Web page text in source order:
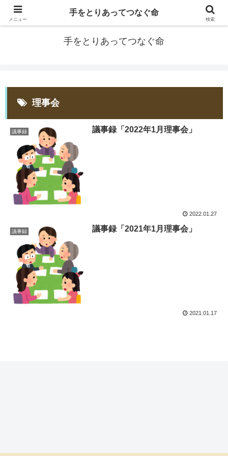
防災士EDOGAWA
手をとりあってつなぐ命
理事会
議事録 議事録「2022年1月理事会」
2022.01.27
議事録 議事録「2021年1月理事会」
2021.01.17
メニュー
手をとりあってつなぐ命
検索